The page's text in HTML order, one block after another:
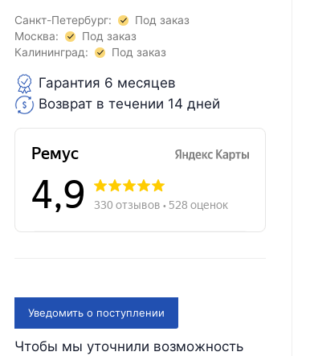
Санкт-Петербург:
Под заказ
Москва:
Под заказ
Калининград:
Под заказ
Гарантия 6 месяцев
Возврат в течении 14 дней
Уведомить о поступлении
Чтобы мы уточнили возможность